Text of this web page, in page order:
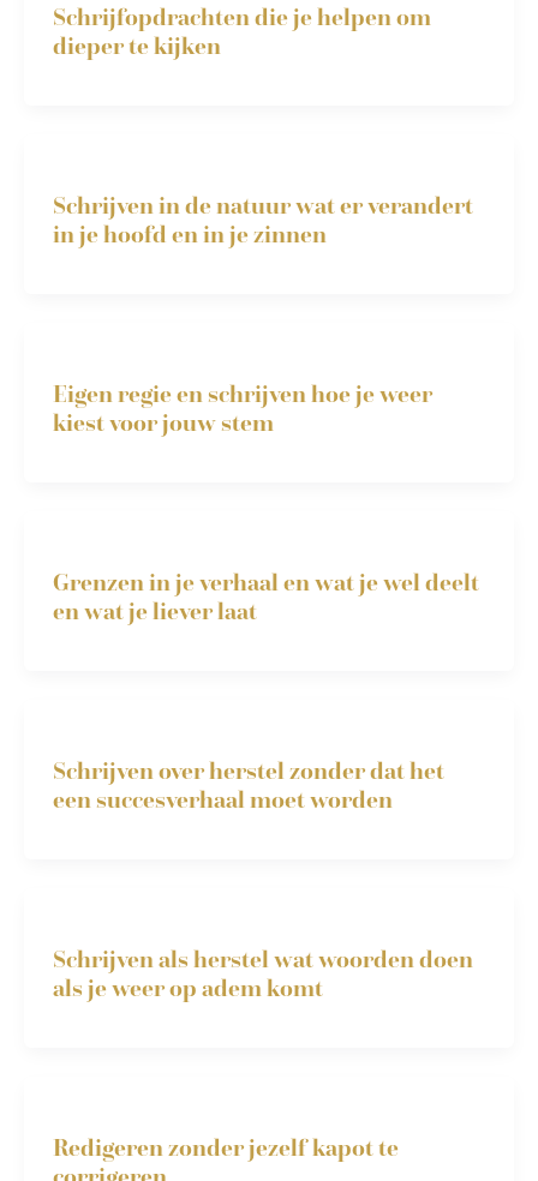
Schrijfopdrachten die je helpen om
dieper te kijken
Schrijven in de natuur wat er verandert
in je hoofd en in je zinnen
Eigen regie en schrijven hoe je weer
kiest voor jouw stem
Grenzen in je verhaal en wat je wel deelt
en wat je liever laat
Schrijven over herstel zonder dat het
een succesverhaal moet worden
Schrijven als herstel wat woorden doen
als je weer op adem komt
Redigeren zonder jezelf kapot te